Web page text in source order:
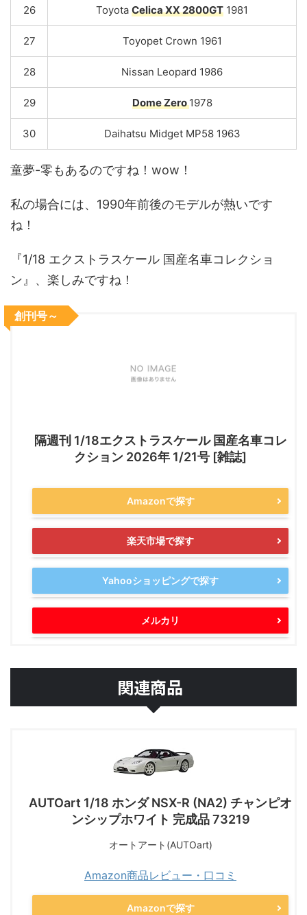
26 Toyota Celica XX 2800GT 1981
27 Toyopet Crown 1961
28 Nissan Leopard 1986
29 Dome Zero1978
30 Daihatsu Midget MP58 1963
童夢-零もあるのですね！wow！
私の場合には、1990年前後のモデルが熱いです
ね！
『1/18 エクストラスケール 国産名車コレクショ
ン』、楽しみですね！
隔週刊 1/18エクストラスケール 国産名車コレ
クション 2026年 1/21号 [雑誌]
Amazonで探す
楽天市場で探す
Yahooショッピングで探す
メルカリ
創刊号～
関連商品
AUTOart 1/18 ホンダ NSX-R (NA2) チャンピオ
ンシップホワイト 完成品 73219
オートアート(AUTOart)
Amazon商品レビュー・口コミ
Amazonで探す